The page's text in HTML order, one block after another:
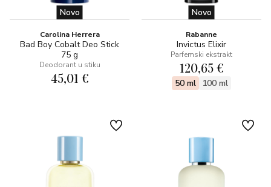
Novo
Carolina Herrera
Bad Boy Cobalt Deo Stick
75 g
Deodorant u stiku
45,01 €
Novo
Rabanne
Invictus Elixir
Parfemski ekstrakt
120,65 €
50 ml 100 ml